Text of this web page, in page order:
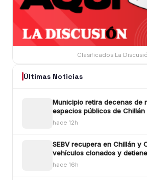
Clasificados La
Últimas Noticias
Municipio retira decenas de
espacios públicos de Chillán
últimas dos semanas
hace 12h
SEBV recupera en Chillán y
vehículos clonados y
hace 16h